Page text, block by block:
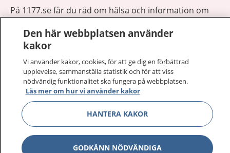
På 1177.se får du råd om hälsa och information om
Logga in för att läsa din journal och göra dina
vårdärenden. Ring telefonnummer 1177 för
sjukvårdsrådgivning dygnet runt.
1177 ger dig råd när du vill må bättre.
1177 på flera språk Visa
Den här webbplatsen använder
kakor
Vi använder kakor, cookies, för att ge dig en förbättrad
upplevelse, sammanställa statistik och för att viss
nödvändig funktionalitet ska fungera på webbplatsen.
Läs mer om hur vi använder kakor
HANTERA KAKOR
GODKÄNN NÖDVÄNDIGA